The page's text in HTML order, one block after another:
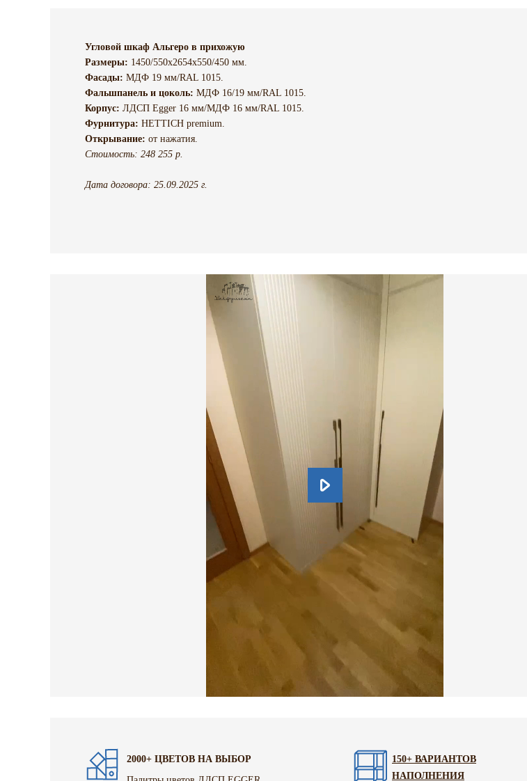
Угловой шкаф Альгеро в прихожую
Размеры: 1450/550х2654х550/450 мм.
Фасады: МДФ 19 мм/RAL 1015.
Фальшпанель и цоколь: МДФ 16/19 мм/RAL 1015.
Корпус: ЛДСП Egger 16 мм/МДФ 16 мм/RAL 1015.
Фурнитура: HETTICH premium.
Открывание: от нажатия.
Стоимость: 248 255 р.
Дата договора: 25.09.2025 г.
2000+ ЦВЕТОВ НА ВЫБОР
150+ ВАРИАНТОВ
НАПОЛНЕНИЯ